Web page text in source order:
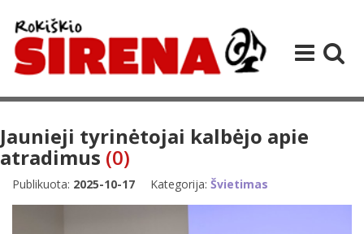
Jaunieji tyrinėtojai kalbėjo apie
atradimus (0)
Publikuota: 2025-10-17 Kategorija: Švietimas